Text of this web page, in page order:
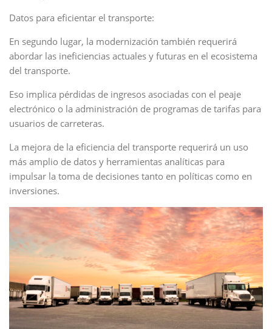
Datos para eficientar el transporte:
En segundo lugar, la modernización también requerirá
abordar las ineficiencias actuales y futuras en el ecosistema
del transporte.
Eso implica pérdidas de ingresos asociadas con el peaje
electrónico o la administración de programas de tarifas para
usuarios de carreteras.
La mejora de la eficiencia del transporte requerirá un uso
más amplio de datos y herramientas analíticas para
impulsar la toma de decisiones tanto en políticas como en
inversiones.